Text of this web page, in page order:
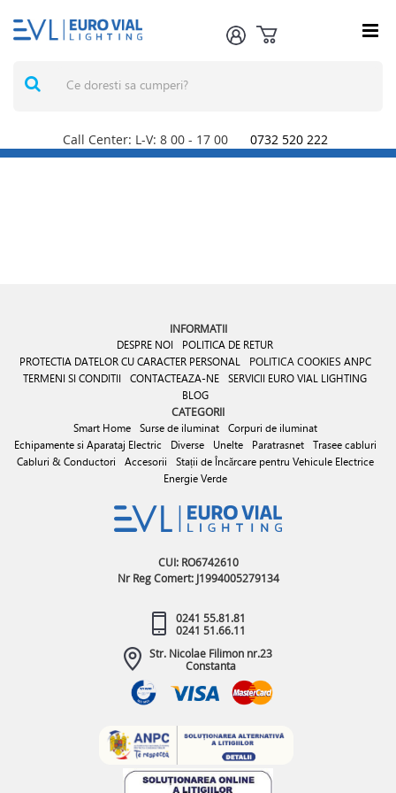
Call Center: L-V: 8 00 - 17 00 0732 520 222
INFORMATII
DESPRE NOI
POLITICA DE RETUR
PROTECTIA DATELOR CU CARACTER PERSONAL
POLITICA COOKIES ANPC
TERMENI SI CONDITII
CONTACTEAZA-NE SERVICII EURO VIAL LIGHTING
BLOG
CATEGORII
Smart Home Surse de iluminat
Corpuri de iluminat
Echipamente si Aparataj Electric
Diverse Unelte Paratrasnet
Trasee cabluri
Cabluri & Conductori
Accesorii
Stații de Încărcare pentru Vehicule Electrice
Energie Verde
CUI: RO6742610
Nr Reg Comert: J1994005279134
0241 55.81.81
0241 51.66.11
Str. Nicolae Filimon nr.23
Constanta